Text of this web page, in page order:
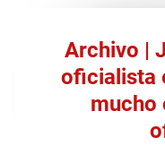
Archivo |
oficialista
mucho